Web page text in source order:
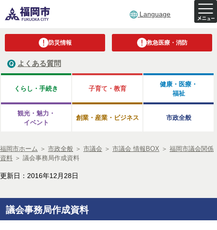
Language
防災情報 救急医療・消防
よくある質問
くらし・手続き 子育て・教育
健康・医療・
福祉
観光・魅力・
イベント
創業・産業・ビジネス 市政全般
福岡市ホーム ＞ 市政全般 ＞ 市議会 ＞ 市議会 情報BOX ＞ 福岡市議会関係
資料 ＞ 議会事務局作成資料
更新日：2016年12月28日
議会事務局作成資料